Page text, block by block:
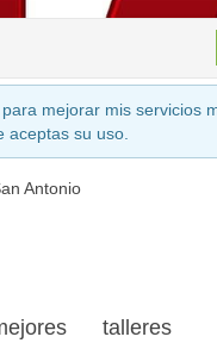
mejorar mis servicios
aceptas su uso.
Antonio
talleres